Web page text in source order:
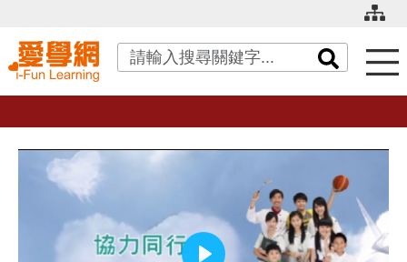
關鍵字搜尋